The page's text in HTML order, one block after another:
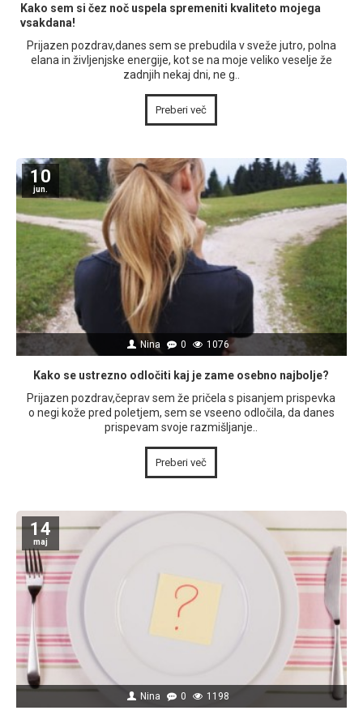
Kako sem si čez noč uspela spremeniti kvaliteto mojega
vsakdana!
Prijazen pozdrav,danes sem se prebudila v sveže jutro, polna
elana in življenjske energije, kot se na moje veliko veselje že
zadnjih nekaj dni, ne g..
Preberi več
10
jun.
Nina 0 1076
Kako se ustrezno odločiti kaj je zame osebno najbolje?
Prijazen pozdrav,čeprav sem že pričela s pisanjem prispevka
o negi kože pred poletjem, sem se vseeno odločila, da danes
prispevam svoje razmišljanje..
Preberi več
14
maj
Nina 0 1198